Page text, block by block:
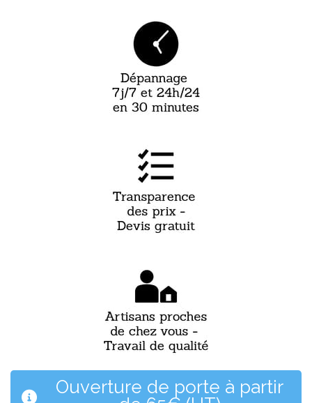
Ouverture de porte à partir